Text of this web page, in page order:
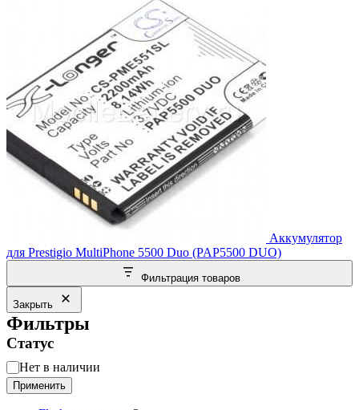
Аккумулятор
для Prestigio MultiPhone 5500 Duo (PAP5500 DUO)
Фильтрация товаров
Закрыть
Фильтры
Статус
Статус
Нет в наличии
Применить